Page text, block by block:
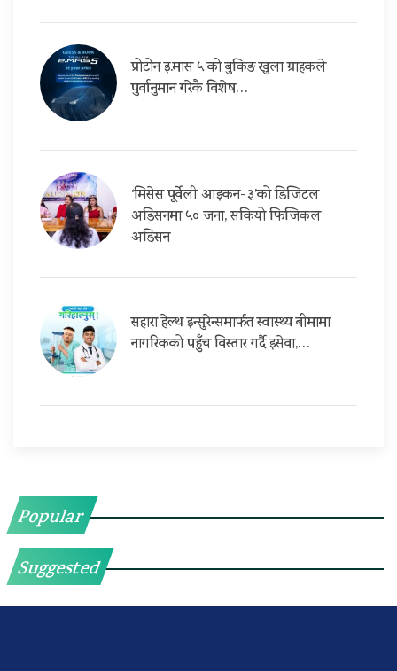
प्रोटोन इ.मास ५ को बुकिङ खुला ग्राहकले
पुर्वानुमान गरेकै विशेष…
‘मिसेस पूर्वेली आइकन-३’को डिजिटल
अडिसनमा ५० जना, सकियो फिजिकल
अडिसन
सहारा हेल्थ इन्सुरेन्समार्फत स्वास्थ्य बीमामा
नागरिकको पहुँच विस्तार गर्दै इसेवा,…
Popular
Suggested